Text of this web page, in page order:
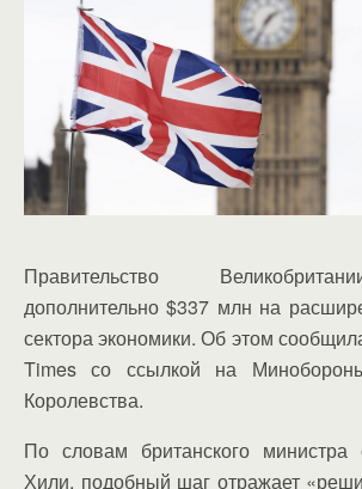
Правительство
дополнительно $337 млн на
сектора экономики. Об этом
Times со ссылкой на
Королевства.
По словам британского
Хили, подобный шаг отражает